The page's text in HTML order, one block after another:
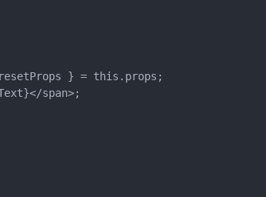
} = this.props;
span>;